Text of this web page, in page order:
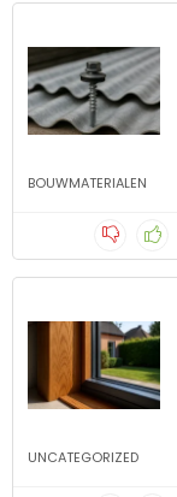
BOUWMATERIALEN
UNCATEGORIZED